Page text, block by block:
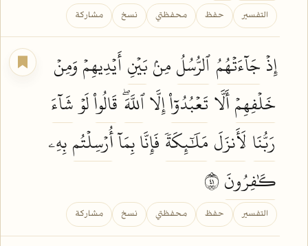
التفسير حفظ محفظتي نسخ مشاركة
إِذۡجَآءَتۡهُمُٱلرُّسُلُمِنۢبَيۡنِأَيۡدِيهِمۡ وَمِنۡ
خَلۡفِهِمۡأَلَّا تَعۡبُدُوٓاْإِلَّاٱللَّهَۖقَالُواْلَوۡ شَآءَ
رَبُّنَا لَأَنزَلَ مَلَٰٓئِكَةٗفَإِنَّا بِمَآأُرۡسِلۡتُمبِهِۦ
كَٰفِرُونَ
التفسير حفظ محفظتي نسخ مشاركة